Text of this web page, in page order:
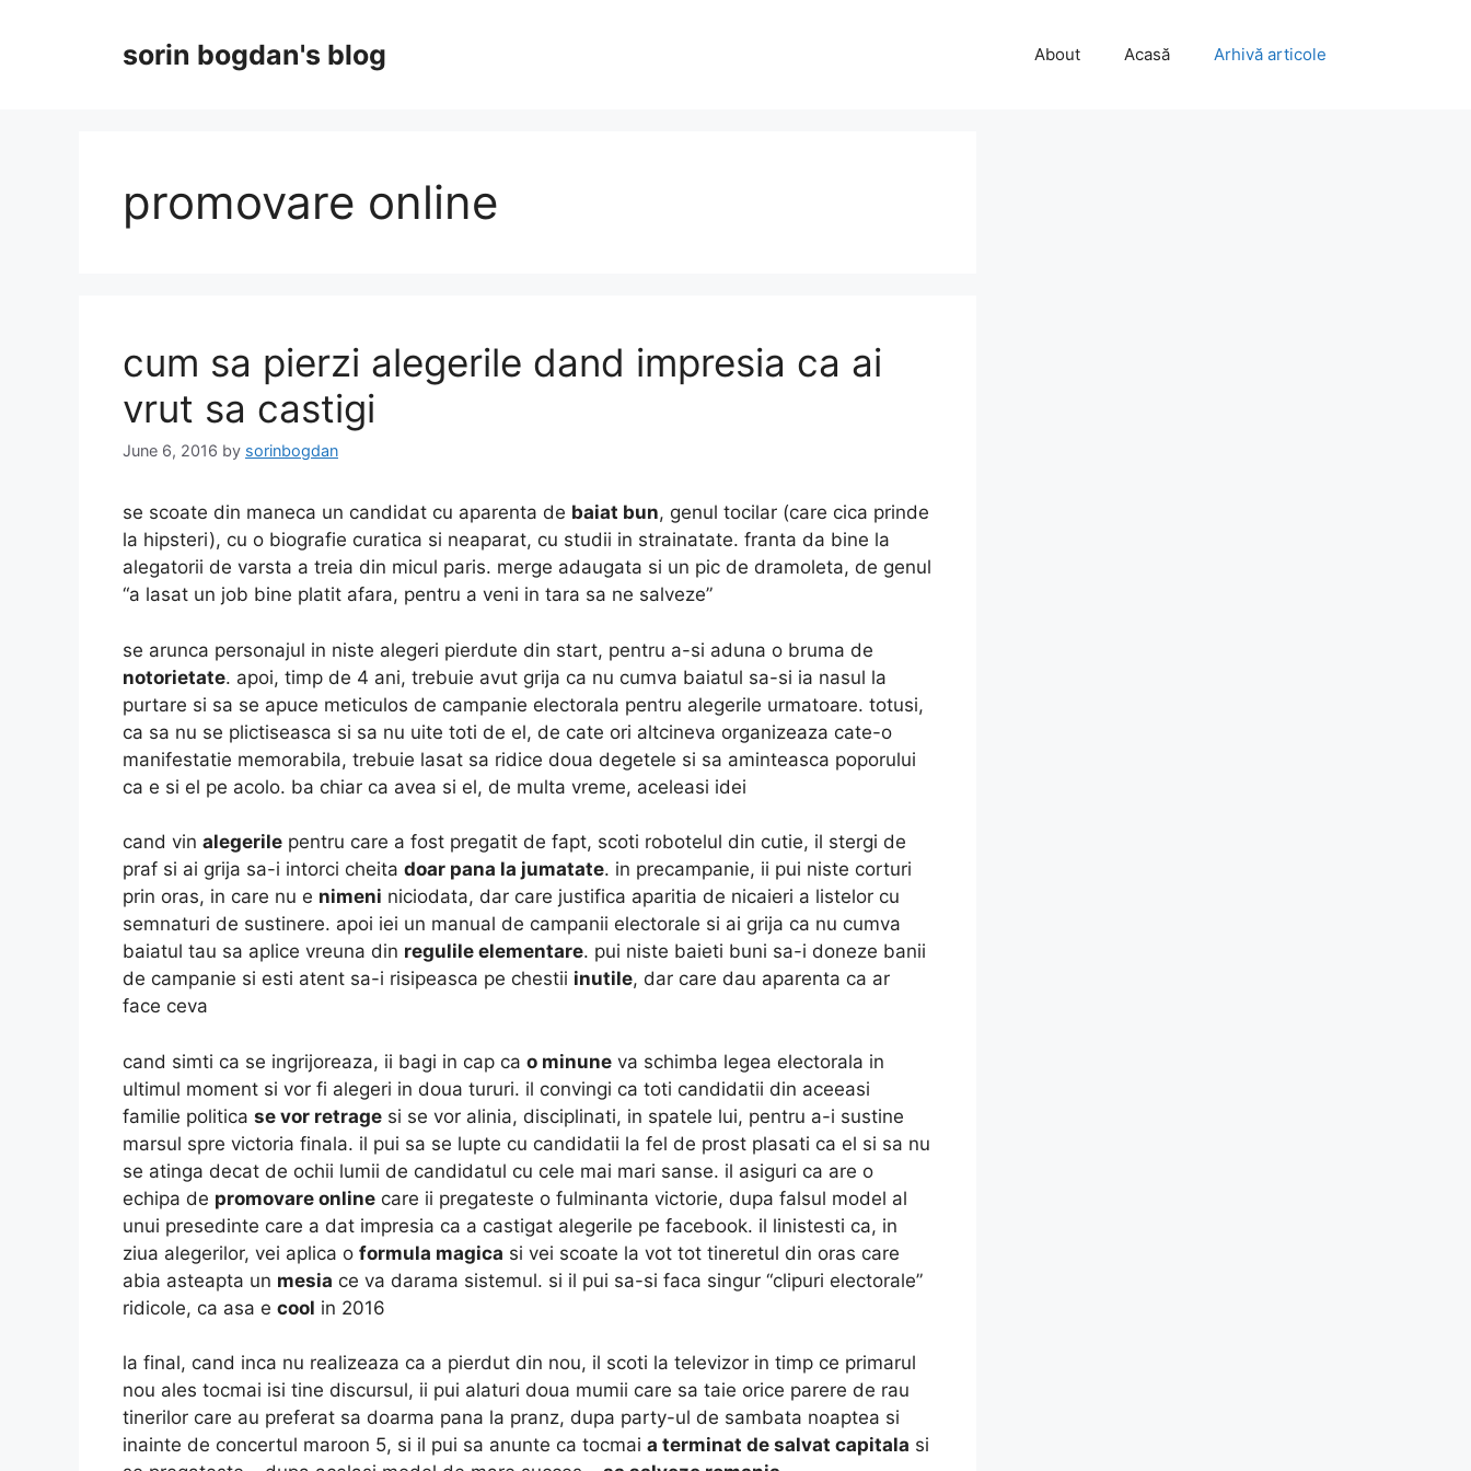
sorin bogdan's blog About Acasă Arhivă articole
promovare online
cum sa pierzi alegerile dand impresia ca ai
vrut sa castigi
June 6, 2016 by sorinbogdan
se scoate din maneca un candidat cu aparenta de baiat bun, genul tocilar (care cica prinde
la hipsteri), cu o biografie curatica si neaparat, cu studii in strainatate. franta da bine la
alegatorii de varsta a treia din micul paris. merge adaugata si un pic de dramoleta, de genul
“a lasat un job bine platit afara, pentru a veni in tara sa ne salveze”
se arunca personajul in niste alegeri pierdute din start, pentru a-si aduna o bruma de
notorietate. apoi, timp de 4 ani, trebuie avut grija ca nu cumva baiatul sa-si ia nasul la
purtare si sa se apuce meticulos de campanie electorala pentru alegerile urmatoare. totusi,
ca sa nu se plictiseasca si sa nu uite toti de el, de cate ori altcineva organizeaza cate-o
manifestatie memorabila, trebuie lasat sa ridice doua degetele si sa aminteasca poporului
ca e si el pe acolo. ba chiar ca avea si el, de multa vreme, aceleasi idei
cand vin alegerile pentru care a fost pregatit de fapt, scoti robotelul din cutie, il stergi de
praf si ai grija sa-i intorci cheita doar pana la jumatate. in precampanie, ii pui niste corturi
prin oras, in care nu e nimeni niciodata, dar care justifica aparitia de nicaieri a listelor cu
semnaturi de sustinere. apoi iei un manual de campanii electorale si ai grija ca nu cumva
baiatul tau sa aplice vreuna din regulile elementare. pui niste baieti buni sa-i doneze banii
de campanie si esti atent sa-i risipeasca pe chestii inutile, dar care dau aparenta ca ar
face ceva
cand simti ca se ingrijoreaza, ii bagi in cap ca o minune va schimba legea electorala in
ultimul moment si vor fi alegeri in doua tururi. il convingi ca toti candidatii din aceeasi
familie politica se vor retrage si se vor alinia, disciplinati, in spatele lui, pentru a-i sustine
marsul spre victoria finala. il pui sa se lupte cu candidatii la fel de prost plasati ca el si sa nu
se atinga decat de ochii lumii de candidatul cu cele mai mari sanse. il asiguri ca are o
echipa de promovare online care ii pregateste o fulminanta victorie, dupa falsul model al
unui presedinte care a dat impresia ca a castigat alegerile pe facebook. il linistesti ca, in
ziua alegerilor, vei aplica o formula magica si vei scoate la vot tot tineretul din oras care
abia asteapta un mesia ce va darama sistemul. si il pui sa-si faca singur “clipuri electorale”
ridicole, ca asa e cool in 2016
la final, cand inca nu realizeaza ca a pierdut din nou, il scoti la televizor in timp ce primarul
nou ales tocmai isi tine discursul, ii pui alaturi doua mumii care sa taie orice parere de rau
tinerilor care au preferat sa doarma pana la pranz, dupa party-ul de sambata noaptea si
inainte de concertul maroon 5, si il pui sa anunte ca tocmai a terminat de salvat capitala si